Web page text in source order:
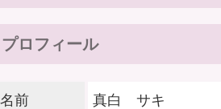
プロフィール
名前 真白 サキ